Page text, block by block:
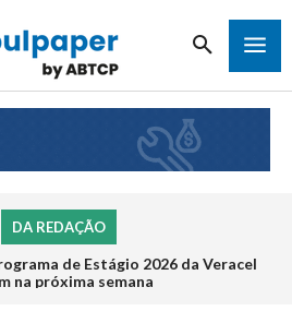
DA REDAÇÃO
de Estágio 2026 da Veracel
na próxima semana